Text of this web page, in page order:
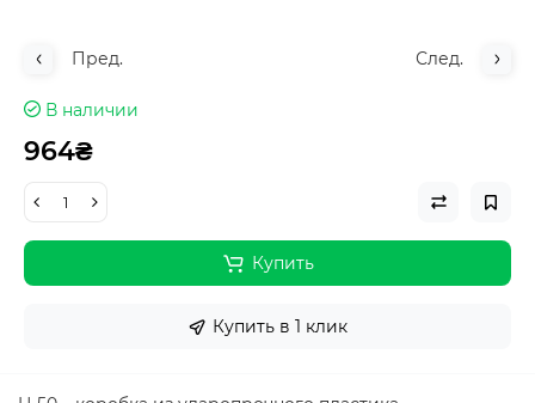
Пред. След.
В наличии
964₴
Купить
Купить в 1 клик